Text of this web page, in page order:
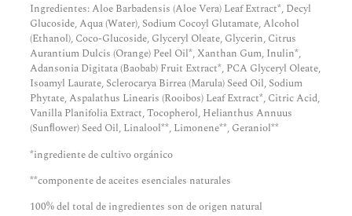
Ingredientes: Aloe Barbadensis (Aloe Vera) Leaf Extract*, Decyl
Glucoside, Aqua (Water), Sodium Cocoyl Glutamate, Alcohol
(Ethanol), Coco-Glucoside, Glyceryl Oleate, Glycerin, Citrus
Aurantium Dulcis (Orange) Peel Oil*, Xanthan Gum, Inulin*,
Adansonia Digitata (Baobab) Fruit Extract*, PCA Glyceryl Oleate,
Isoamyl Laurate, Sclerocarya Birrea (Marula) Seed Oil, Sodium
Phytate, Aspalathus Linearis (Rooibos) Leaf Extract*, Citric Acid,
Vanilla Planifolia Extract, Tocopherol, Helianthus Annuus
(Sunﬂower) Seed Oil, Linalool**, Limonene**, Geraniol**
*ingrediente de cultivo orgánico
**componente de aceites esenciales naturales
100% del total de ingredientes son de origen natural